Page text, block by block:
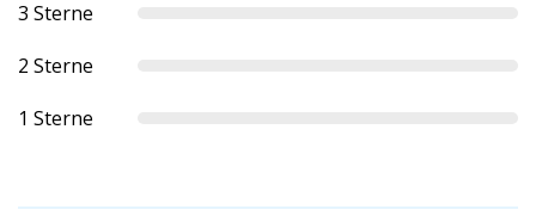
3 Sterne
2 Sterne
1 Sterne